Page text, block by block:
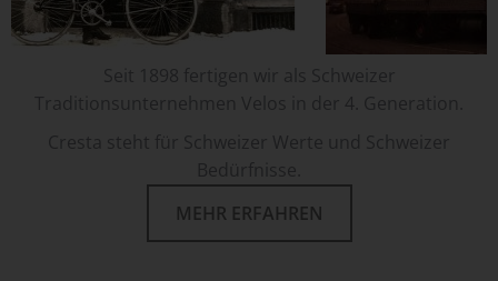
MEHR ERFAHREN